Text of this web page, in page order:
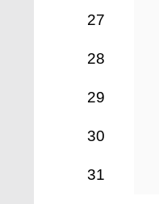
27
28
29
30
31